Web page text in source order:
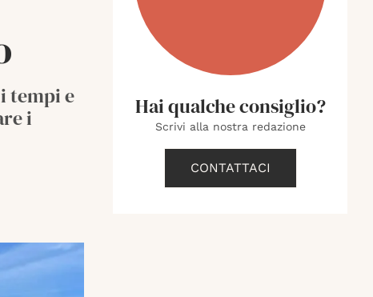
tempi e
i
Hai qualche consiglio?
Scrivi alla nostra redazione
CONTATTACI